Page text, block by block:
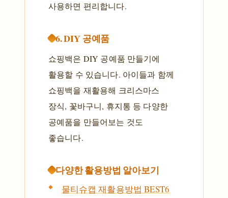
사용하면 편리합니다.
6. DIY 공예품
쇼핑백은 DIY 공예품 만들기에
활용할 수 있습니다. 아이들과 함께
쇼핑백을 재활용해 크리스마스
장식, 꽃바구니, 휴지통 등 다양한
공예품을 만들어보는 것도
좋습니다.
다양한 활용방법 알아보기
물티슈캡 재활용방법 BEST6